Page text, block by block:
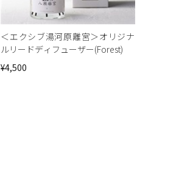
＜エクシブ湯河原離宮＞オリジナ
ルリードディフューザー(Forest)
¥4,500